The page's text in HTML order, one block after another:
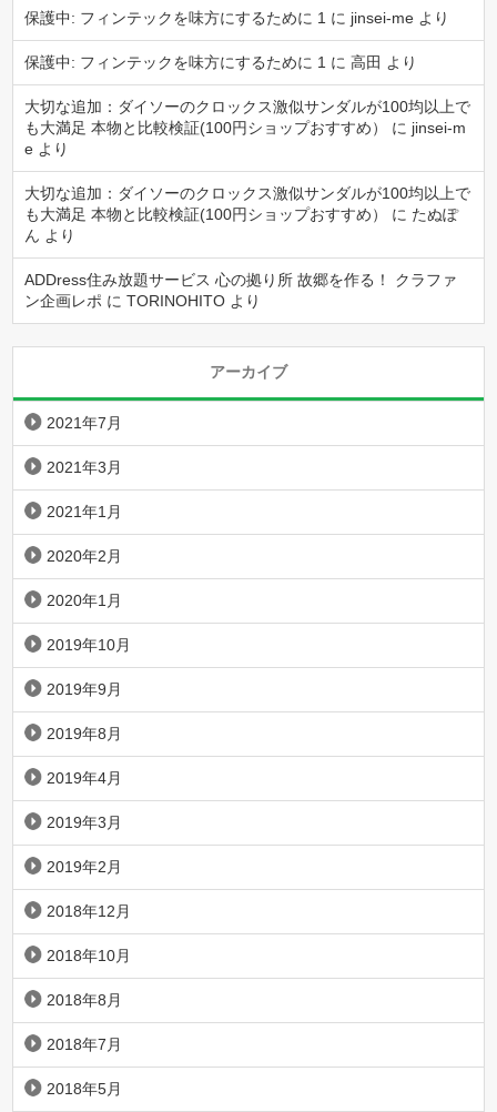
保護中: フィンテックを味方にするために 1 に jinsei-me より
保護中: フィンテックを味方にするために 1 に高田 より
大切な追加：ダイソーのクロックス激似サンダルが100均以上で
も大満足 本物と比較検証(100円ショップおすすめ）
に jinsei-m
e より
大切な追加：ダイソーのクロックス激似サンダルが100均以上で
も大満足 本物と比較検証(100円ショップおすすめ）
に たぬぽ
ん より
ADDress住み放題サービス 心の拠り所 故郷を作る！ クラファ
ン企画レポ にTORINOHITO より
アーカイブ
2021年7月
2021年3月
2021年1月
2020年2月
2020年1月
2019年10月
2019年9月
2019年8月
2019年4月
2019年3月
2019年2月
2018年12月
2018年10月
2018年8月
2018年7月
2018年5月